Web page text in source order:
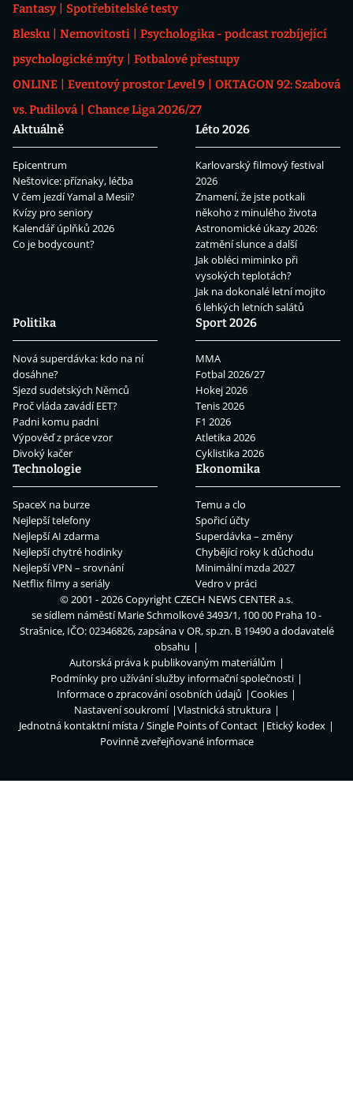
Fantasy
Spotřebitelské testy
Blesku
Nemovitosti
Psychologika - podcast rozbíjející
psychologické mýty
Fotbalové přestupy
ONLINE
Eventový prostor Level 9
OKTAGON 92: Szabová
vs. Pudilová
Chance Liga 2026/27
Aktuálně
Epicentrum
Neštovice: příznaky, léčba
V čem jezdí Yamal a Mesii?
Kvízy pro seniory
Kalendář úplňků 2026
Co je bodycount?
Léto 2026
Karlovarský filmový festival
2026
Znamení, že jste potkali
někoho z minulého života
Astronomické úkazy 2026:
zatmění slunce a další
Jak obléci miminko při
vysokých teplotách?
Jak na dokonalé letní mojito
6 lehkých letních salátů
Politika
Nová superdávka: kdo na ní
dosáhne?
Sjezd sudetských Němců
Proč vláda zavádí EET?
Padni komu padni
Výpověď z práce vzor
Divoký kačer
Sport 2026
MMA
Fotbal 2026/27
Hokej 2026
Tenis 2026
F1 2026
Atletika 2026
Cyklistika 2026
Technologie
SpaceX na burze
Nejlepší telefony
Nejlepší AI zdarma
Nejlepší chytré hodinky
Nejlepší VPN – srovnání
Netflix filmy a seriály
Ekonomika
Temu a clo
Spořicí účty
Superdávka – změny
Chybějící roky k důchodu
Minimální mzda 2027
Vedro v práci
© 2001 - 2026 CopyrightCZECH NEWS CENTER a.s.
se sídlem náměstí Marie Schmolkové 3493/1, 100 00 Praha 10 -
Strašnice, IČO: 02346826, zapsána v OR, sp.zn. B 19490 a dodavatelé
obsahu
Autorská práva k publikovaným materiálům
Podmínky pro užívání služby informační společnosti
Informace o zpracování osobních údajů
Cookies
Nastavení soukromí
Vlastnická struktura
Jednotná kontaktní místa / Single Points of Contact
Etický kodex
Povinně zveřejňované informace